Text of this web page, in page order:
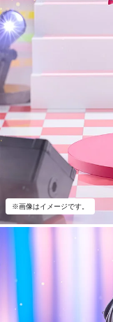
※画像はイメージです。